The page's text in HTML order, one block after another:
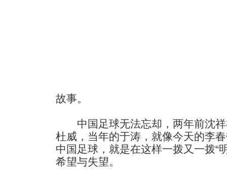
故事。
中国足球无法忘却，两年前沈祥
杜威，当年的于涛，就像今天的李
中国足球，就是在这样一拨又一拨“
希望与失望。